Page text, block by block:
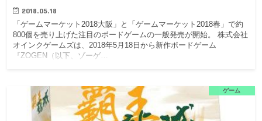
2018.05.18
「ゲームマーケット2018大阪」と「ゲームマーケット2018春」で約
800個を売り上げた注目のボードゲームの一般発売が開始。 株式会社
オインクゲームズは、2018年5月18日から新作ボードゲーム
『ZOGEN（以下、ゾーゲ…
ゲーム